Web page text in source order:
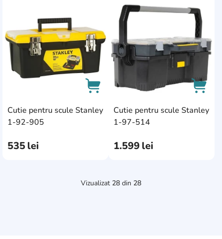
Cutie pentru scule Stanley
1-92-905
535lei
AddCardToFavourite
AddCardToCart
Cutie pentru scule Stanley
1-97-514
1.599 lei
Vizualizat 28 din 28